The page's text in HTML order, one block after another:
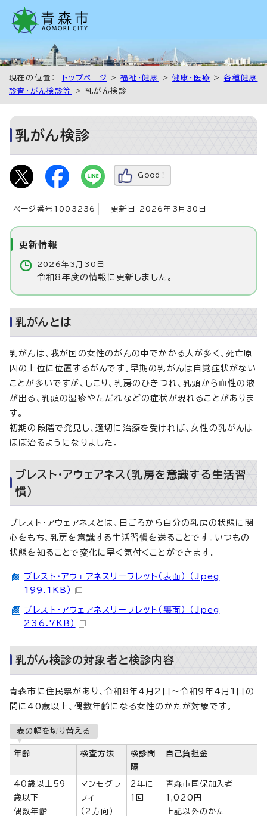
現在の位置： トップページ >福祉・健康 >健康・医療 > 各種健康
診査・がん検診等
> 乳がん検診
乳がん検診
Good！
ページ番号1003236 更新日 2026年3月30日
更新情報
2026年3月30日
令和8年度の情報に更新しました。
乳がんとは
乳がんは、我が国の女性のがんの中でかかる人が多く、死亡原
因の上位に位置するがんです。早期の乳がんは自覚症状がない
ことが多いですが、しこり、乳房のひきつれ、乳頭から血性の液
が出る、乳頭の湿疹やただれなどの症状が現れることがありま
す。
初期の段階で発見し、適切に治療を受ければ、女性の乳がんは
ほぼ治るようになりました。
ブレスト・アウェアネス（乳房を意識する生活習
慣）
ブレスト・アウェアネスとは、日ごろから自分の乳房の状態に関
心をもち、乳房を意識する生活習慣を送ることです。いつもの
状態を知ることで変化に早く気付くことができます。
ブレスト・アウェアネスリーフレット（表面） （Jpeg
199.1KB）
ブレスト・アウェアネスリーフレット（裏面） （Jpeg
236.7KB）
乳がん検診の対象者と検診内容
青森市に住民票があり、令和8年4月2日～令和9年4月1日の
間に40歳以上、偶数年齢になる女性のかたが対象です。
表の幅を切り替える
年齢 検査方法
検診間
隔
自己負担金
40歳以上59
歳以下
偶数年齢
マンモグラ
フィ
（2方向）
2年に
1回
青森市国保加入者
1,020円
上記以外のかた